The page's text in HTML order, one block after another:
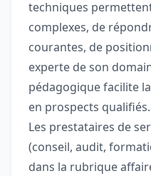
techniques
complexes, de
courantes, de
experte de son
pédagogique facilite
en prospects qualifiés.
Les prestataires de
(conseil, audit,
dans la rubrique